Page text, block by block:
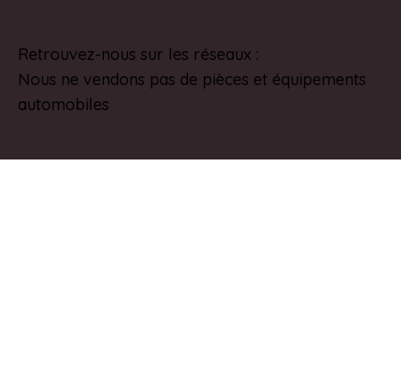
v
e
Retrouvez-nous sur les réseaux :
Nous ne vendons pas de pièces et équipements
automobiles